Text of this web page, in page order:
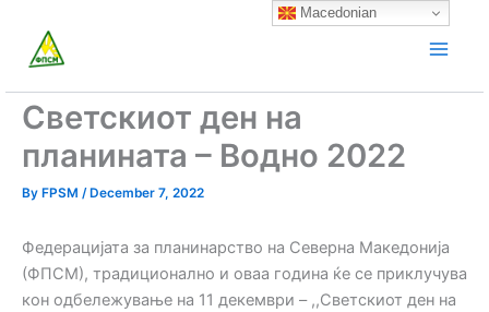
content
Светскиот ден на
планината – Водно 2022
By FPSM / December 7, 2022
Федерацијата за планинарство на Северна Македонија
(ФПСМ), традиционално и оваа година ќе се приклучува
кон одбележување на 11 декември – ,,Светскиот ден на
Macedonian